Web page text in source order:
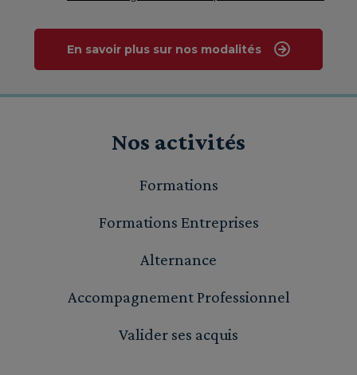
En savoir plus sur nos modalités
Nos activités
Formations
Formations Entreprises
Alternance
Accompagnement Professionnel
Valider ses acquis